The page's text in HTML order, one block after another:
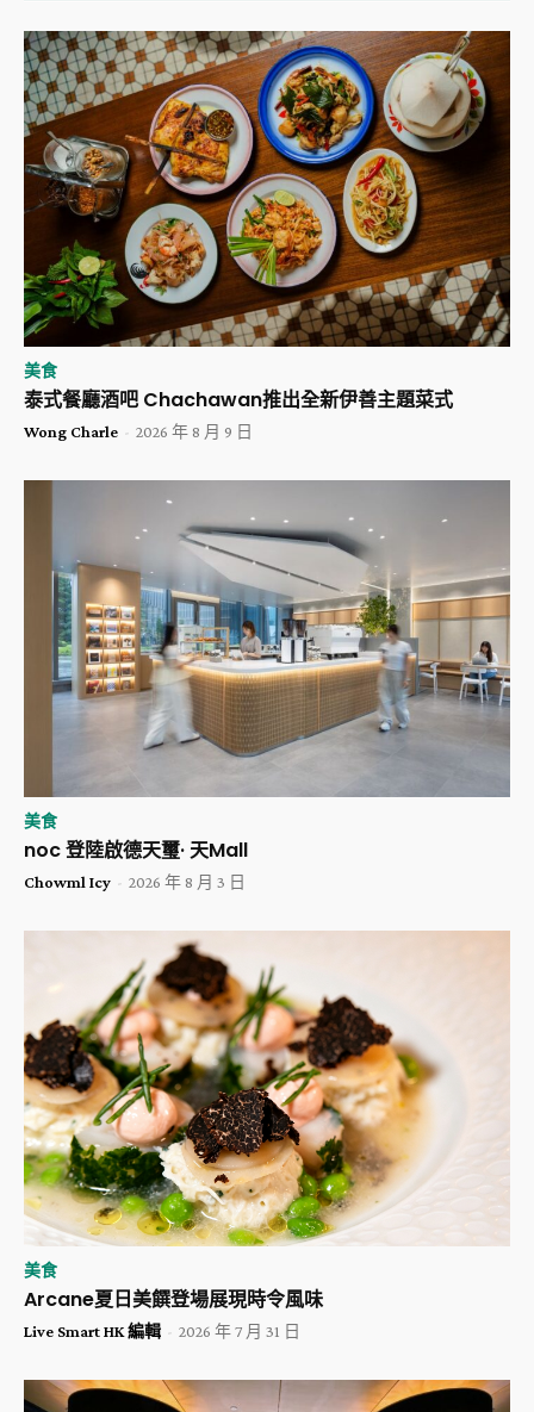
美食
泰式餐廳酒吧 Chachawan推出全新伊善主題菜式
Wong Charle - 2026 年 8 月 9 日
美食
noc 登陸啟德天璽· 天Mall
Chowml Icy - 2026 年 8 月 3 日
美食
Arcane夏日美饌登場展現時令風味
Live Smart HK 編輯 - 2026 年 7 月 31 日